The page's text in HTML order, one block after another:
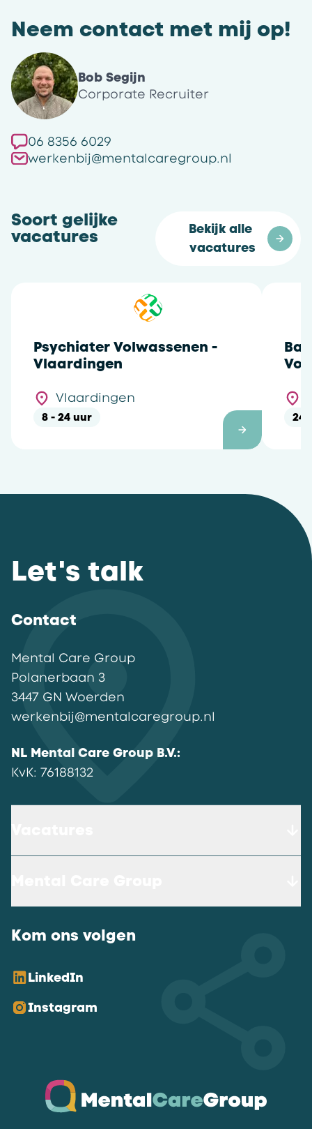
Neem contact met mij op!
Bob Segijn
Corporate Recruiter
06 8356 6029
werkenbij@mentalcaregroup.nl
Soort gelijke
vacatures
Bekijk alle
vacatures
Psychiater Volwassenen -
Vlaardingen
Vlaardingen
8 - 24 uur 24
Let's talk
Contact
Mental Care Group
Polanerbaan 3
3447 GN Woerden
werkenbij@mentalcaregroup.nl
NL Mental Care Group B.V.:
KvK: 76188132
Kom ons volgen
LinkedIn
Instagram